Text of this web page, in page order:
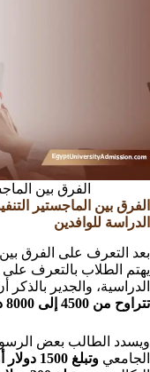
الفرق بين
الفرق بين الماجستير
الدراسة للوافدين
بعد التعرف على الفرق بين
يهتم الطلاب بالتعرف
الدراسية، والجدير
تتراوح من 4500 إلى 8000 دولار أمريكي.
ويسدد الطالب بعض
الجامعي وتبلغ 1500 دولار أمريكي